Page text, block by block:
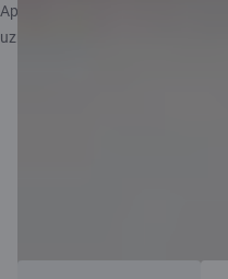
Apdrošināšanas piedāvājums ir
uzņēmumu SIA “CL Insurance